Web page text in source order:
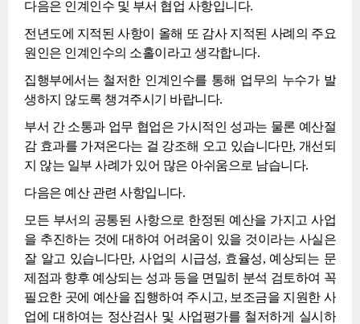
다음은 인계인수 및 부서 협업 사항입니다.
전년도에 지적된 사항이 올해 또 감사 지적된 사례의 주요
원인은 인계인수의 소홀이라고 생각합니다.
집행부에서는 철저한 인계인수를 통해 업무의 누수가 발
생하지 않도록 챙겨주시기 바랍니다.
부서 간 소통과 업무 협업은 가시적인 성과는 물론 예산절
감 효과를 가져온다는 걸 강조해 오고 있습니다만, 개선되
지 않는 일부 사례가 있어 많은 아쉬움으로 남습니다.
다음은 예산 관련 사항입니다.
모든 부서의 공통된 사항으로 한정된 예산을 가지고 사업
을 추진하는 것에 대하여 어려움이 있을 것이라는 사실은
잘 알고 있습니다만, 사업의 시급성, 효율성, 예상되는 문
제점과 향후 예상되는 성과 등을 면밀히 분석 검토하여 꼭
필요한 곳에 예산을 집행하여 주시고, 보조금을 지원한 사
업에 대하여는 정산검사 및 사업평가를 철저하게 실시하